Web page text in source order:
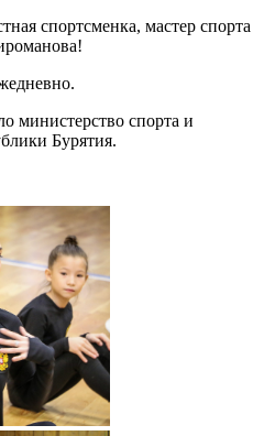
спортсменка, мастер спорта
министерство спорта и
Бурятия.